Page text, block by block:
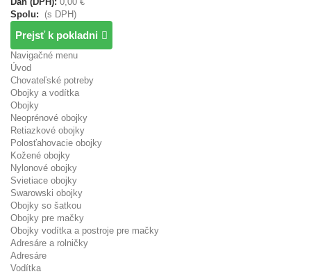
Spolu:
(s DPH)
Prejsť k pokladni
Navigačné menu
Úvod
Chovateľské potreby
Obojky a vodítka
Obojky
Neoprénové obojky
Retiazkové obojky
Polosťahovacie obojky
Kožené obojky
Nylonové obojky
Svietiace obojky
Swarowski obojky
Obojky so šatkou
Obojky pre mačky
Obojky vodítka a postroje pre mačky
Adresáre a rolničky
Adresáre
Vodítka